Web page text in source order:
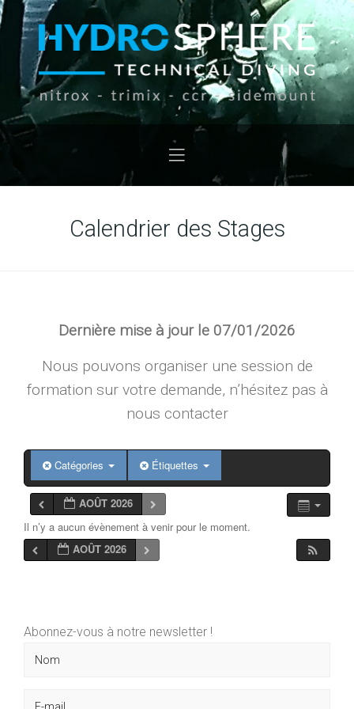
Calendrier des Stages
Dernière mise à jour le 07/01/2026
Nous pouvons organiser une session de
formation sur votre demande, n’hésitez pas à
nous contacter
Catégories Étiquettes
AOÛT 2026
Il n’y a aucun évènement à venir pour le moment.
AOÛT 2026
Abonnez-vous à notre newsletter !